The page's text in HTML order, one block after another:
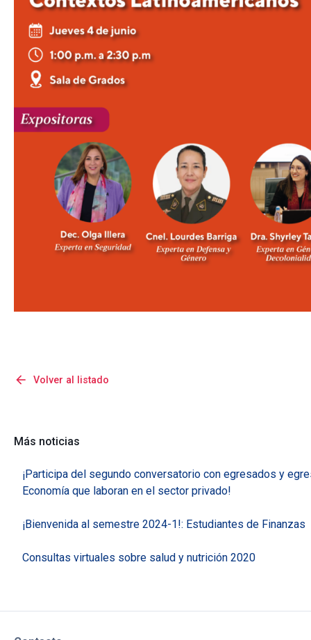
arrow_back Volver al listado
Más noticias
¡Participa del segundo conversatorio con egresados y
Economía que laboran en el sector privado!
¡Bienvenida al semestre 2024-1!: Estudiantes de Finanzas
Consultas virtuales sobre salud y nutrición 2020